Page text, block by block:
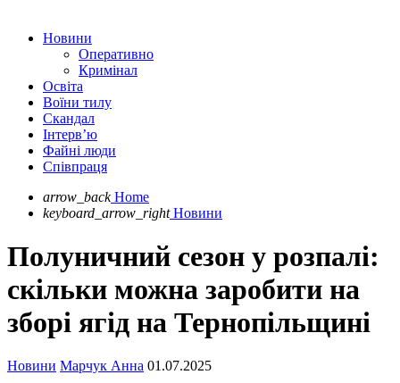
Новини
Оперативно
Кримінал
Освіта
Воїни тилу
Скандал
Інтерв’ю
Файні люди
Співпраця
arrow_back Home
keyboard_arrow_right Новини
Полуничний сезон у розпалі:
скільки можна заробити на
зборі ягід на Тернопільщині
Новини Марчук Анна 01.07.2025